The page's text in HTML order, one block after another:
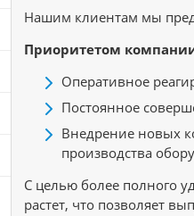
Нашим клиентам мы
Приоритетом компании
Оперативное
Постоянное
Внедрение новых
производства
С целью более полного
растет, что позволяет